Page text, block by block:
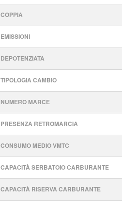
COPPIA
EMISSIONI
DEPOTENZIATA
TIPOLOGIA CAMBIO
NUMERO MARCE
PRESENZA RETROMARCIA
CONSUMO MEDIO VMTC
CAPACITÀ SERBATOIO CARBURANTE
CAPACITÀ RISERVA CARBURANTE